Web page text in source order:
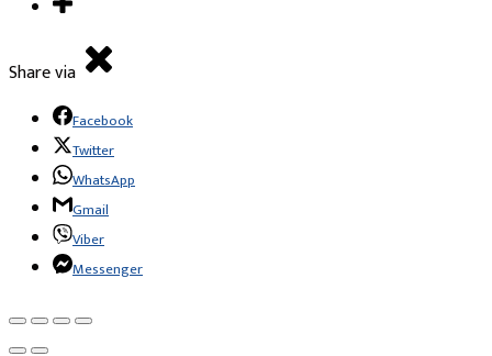
Share via
Facebook
Twitter
WhatsApp
Gmail
Viber
Messenger